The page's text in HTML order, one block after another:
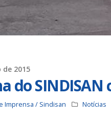
2015
do SINDISAN
Imprensa / Sindisan Notícias
Fiscal do
até o dia
para o ACT 2026-
11 de junho de 2026